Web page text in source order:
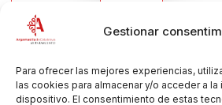
Gestionar
Para ofrecer las mejores experiencias,
las cookies para almacenar y/o acceder a
dispositivo. El consentimiento de estas
estampa de
de la Virgen
Muñoz
Muñoz,
anuncia las